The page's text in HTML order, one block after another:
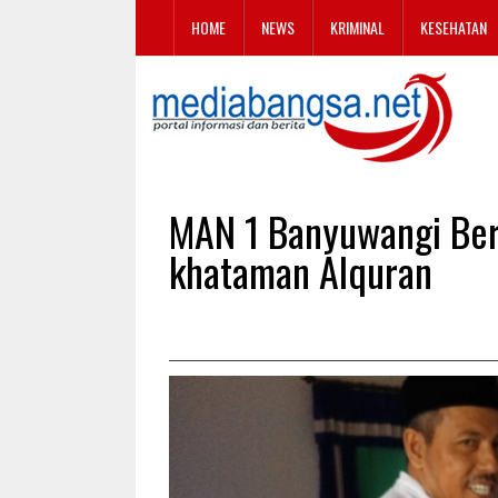
HOME NEWS KRIMINAL KESEHATAN
MAN 1 Banyuwangi
khataman Alquran